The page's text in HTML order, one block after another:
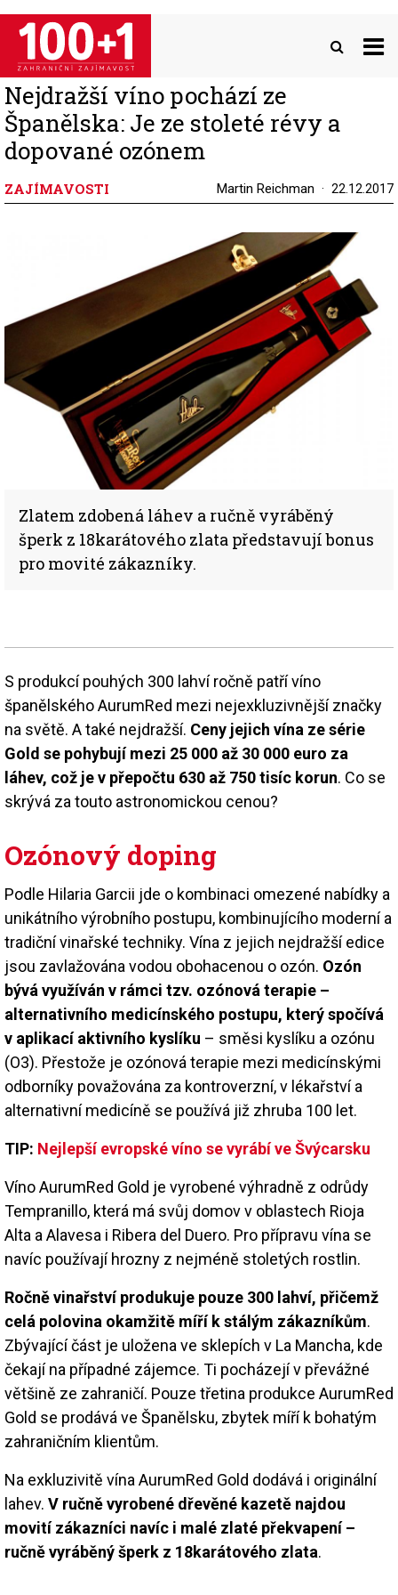
Přejít
hlavnímu
obsahu
Nejdražší víno pochází ze
Španělska: Je ze stoleté révy a
dopované ozónem
ZAJÍMAVOSTI Martin Reichman 22.12.2017
Zlatem zdobená láhev a ručně vyráběný
šperk z 18karátového zlata představují bonus
pro movité zákazníky.
S produkcí pouhých 300 lahví ročně patří víno
španělského AurumRed mezi nejexkluzivnější značky
na světě. A také nejdražší. Ceny jejich vína ze série
Gold se pohybují mezi 25 000 až 30 000 euro za
láhev, což je v přepočtu 630 až 750 tisíc korun. Co se
skrývá za touto astronomickou cenou?
Ozónový doping
Podle Hilaria Garcii jde o kombinaci omezené nabídky a
unikátního výrobního postupu, kombinujícího moderní a
tradiční vinařské techniky. Vína z jejich nejdražší edice
jsou zavlažována vodou obohacenou o ozón. Ozón
bývá využíván v rámci tzv. ozónová terapie –
alternativního medicínského postupu, který spočívá
v aplikací aktivního kyslíku – směsi kyslíku a ozónu
(O3). Přestože je ozónová terapie mezi medicínskými
odborníky považována za kontroverzní, v lékařství a
alternativní medicíně se používá již zhruba 100 let.
TIP: Nejlepší evropské víno se vyrábí ve Švýcarsku
Víno AurumRed Gold je vyrobené výhradně z odrůdy
Tempranillo, která má svůj domov v oblastech Rioja
Alta a Alavesa i Ribera del Duero. Pro přípravu vína se
navíc používají hrozny z nejméně stoletých rostlin.
Ročně vinařství produkuje pouze 300 lahví, přičemž
celá polovina okamžitě míří k stálým zákazníkům.
Zbývající část je uložena ve sklepích v La Mancha, kde
čekají na případné zájemce. Ti pocházejí v převážné
většině ze zahraničí. Pouze třetina produkce AurumRed
Gold se prodává ve Španělsku, zbytek míří k bohatým
zahraničním klientům.
Na exkluzivitě vína AurumRed Gold dodává i originální
lahev. V ručně vyrobené dřevěné kazetě najdou
movití zákazníci navíc i malé zlaté překvapení –
ručně vyráběný šperk z 18karátového zlata.